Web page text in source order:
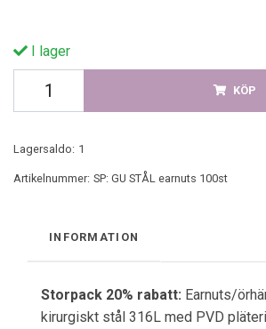
I lager
KÖP
Lagersaldo: 1
Artikelnummer: SP: GU STÅL earnuts 100st
INFORMATION
Storpack 20% rabatt: Earnuts/
kirurgiskt stål 316L med PVD